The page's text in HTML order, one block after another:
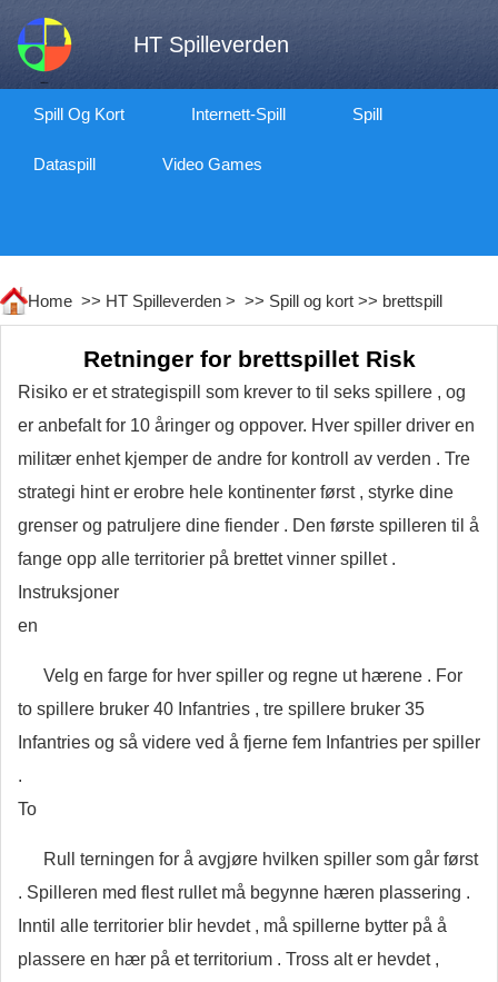
HT Spilleverden
Spill Og Kort Internett-Spill Spill
Dataspill Video Games
Home >> HT Spilleverden > >> Spill og kort >> brettspill
Retninger for brettspillet Risk
Risiko er et strategispill som krever to til seks spillere , og
er anbefalt for 10 åringer og oppover. Hver spiller driver en
militær enhet kjemper de andre for kontroll av verden . Tre
strategi hint er erobre hele kontinenter først , styrke dine
grenser og patruljere dine fiender . Den første spilleren til å
fange opp alle territorier på brettet vinner spillet .
Instruksjoner
en
Velg en farge for hver spiller og regne ut hærene . For
to spillere bruker 40 Infantries , tre spillere bruker 35
Infantries og så videre ved å fjerne fem Infantries per spiller
.
To
Rull terningen for å avgjøre hvilken spiller som går først
. Spilleren med flest rullet må begynne hæren plassering .
Inntil alle territorier blir hevdet , må spillerne bytter på å
plassere en hær på et territorium . Tross alt er hevdet ,